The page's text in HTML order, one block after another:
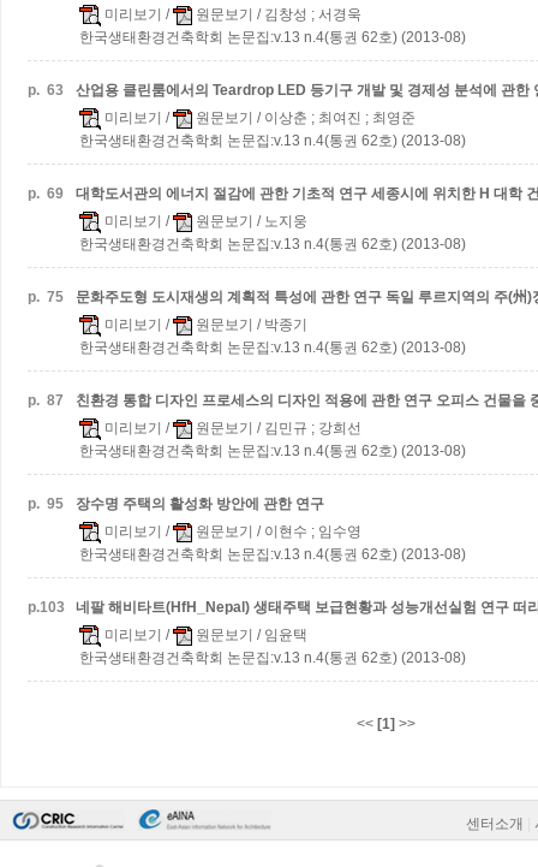
미리보기 / 원문보기 / 김창성 ; 서경욱
한국생태환경건축학회 논문집:v.13 n.4(통권 62호) (2013-08)
p. 63
산업용 클린룸에서의 Teardrop LED 등기구 개발 및 경제성 분석에 관한
미리보기 / 원문보기 / 이상춘 ; 최여진 ; 최영준
한국생태환경건축학회 논문집:v.13 n.4(통권 62호) (2013-08)
p. 69 대학도서관의 에너지 절감에 관한 기초적 연구 세종시에 위치한 H 대학
미리보기 / 원문보기 / 노지웅
한국생태환경건축학회 논문집:v.13 n.4(통권 62호) (2013-08)
p. 75 문화주도형 도시재생의 계획적 특성에 관한 연구 독일 루르지역의 주(州
미리보기 / 원문보기 / 박종기
한국생태환경건축학회 논문집:v.13 n.4(통권 62호) (2013-08)
p. 87 친환경 통합 디자인 프로세스의 디자인 적용에 관한 연구 오피스 건물을
미리보기 / 원문보기 / 김민규 ; 강희선
한국생태환경건축학회 논문집:v.13 n.4(통권 62호) (2013-08)
p. 95
장수명 주택의 활성화 방안에 관한 연구
미리보기 / 원문보기 / 이현수 ; 임수영
한국생태환경건축학회 논문집:v.13 n.4(통권 62호) (2013-08)
p.103 네팔 해비타트(HfH_Nepal) 생태주택 보급현황과 성능개선실험 연구 떠
미리보기 / 원문보기 / 임윤택
한국생태환경건축학회 논문집:v.13 n.4(통권 62호) (2013-08)
<< [1] >>
센터소개